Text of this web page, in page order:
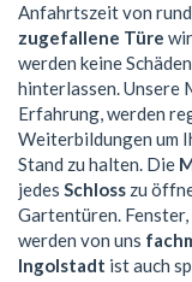
Anfahrtszeit von
zugefallene Türe
werden keine
hinterlassen. Unsere
Erfahrung, werden
Weiterbildungen um
Stand zu halten. Die
jedes Schloss zu
Gartentüren.
werden von uns
Ingolstadt ist auch